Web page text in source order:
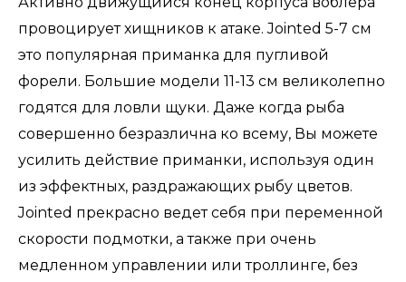
провоцирует хищников к атаке. Jointed 5-7 см
это популярная приманка для пугливой
форели. Большие модели 11-13 см великолепно
годятся для ловли щуки. Даже когда рыба
совершенно безразлична ко всему, Вы можете
усилить действие приманки, используя один
из эффектных, раздражающих рыбу цветов.
Jointed прекрасно ведет себя при переменной
скорости подмотки, а также при очень
медленном управлении или троллинге, без